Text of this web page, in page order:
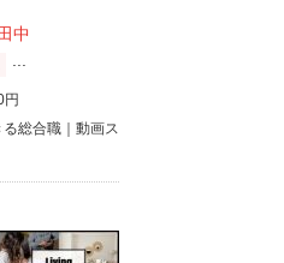
中
総合職｜動画ス